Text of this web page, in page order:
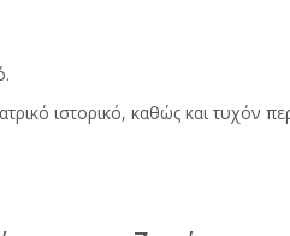
ιστορικό, καθώς και τυχόν